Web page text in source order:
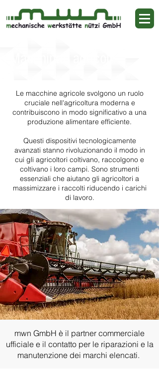
Le macchine agricole svolgono un ruolo
cruciale nell'agricoltura moderna e
contribuiscono in modo significativo a una
produzione alimentare efficiente.
Questi dispositivi tecnologicamente
avanzati stanno rivoluzionando il modo in
cui gli agricoltori coltivano, raccolgono e
coltivano i loro campi. Sono strumenti
essenziali che aiutano gli agricoltori a
massimizzare i raccolti riducendo i carichi
di lavoro.
mwn GmbH è il partner commerciale
ufficiale e il contatto per le riparazioni e la
manutenzione dei marchi elencati.